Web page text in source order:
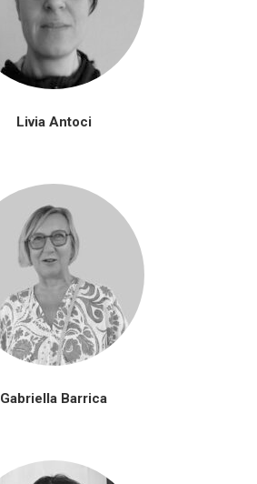
Livia Antoci
Gabriella Barrica